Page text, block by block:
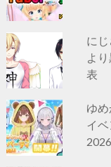
に
よ
表
ゆ
イ